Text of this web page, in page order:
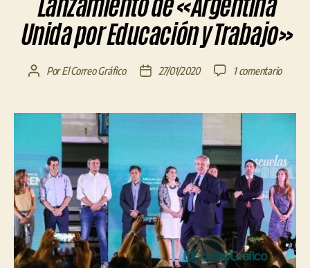
Unida por Educación y Trabajo»
Autor
entrada
PorEl Correo Gráfico
Fecha
entrada
27/01/2020 1 comentarioen
por
y